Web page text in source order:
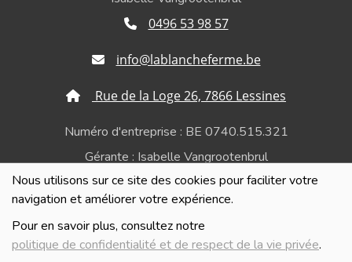
Nous utilisons sur ce site des cookies pour faciliter votre
navigation et améliorer votre expérience.
Pour en savoir plus, consultez notre
politique de confidentialité et de respect de la vie privée.
0496 53 98 57
info@lablancheferme.be
Rue de la Loge 26, 7866 Lessines
Numéro d'entreprise : BE 0740.515.321
Gérante : Isabelle Vangrootenbrul
Politique de confidentialité et de respect de la vie
privée